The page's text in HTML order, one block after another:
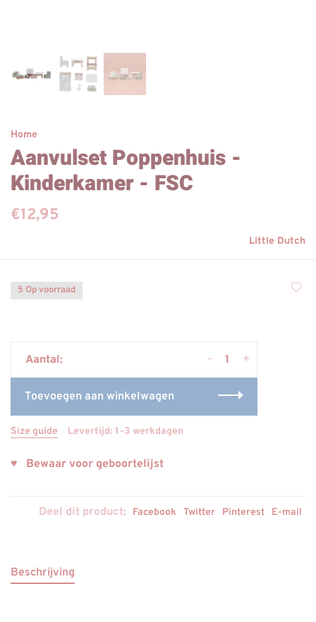
Home
Aanvulset Poppenhuis -
Kinderkamer - FSC
€12,95
Little Dutch
5 Op voorraad
Aantal: +
-
Toevoegen aan winkelwagen
Size guide Levertijd: 1-3 werkdagen
♥ Bewaar voor geboortelijst
Deel dit product: Facebook Twitter Pinterest E-mail
Beschrijving